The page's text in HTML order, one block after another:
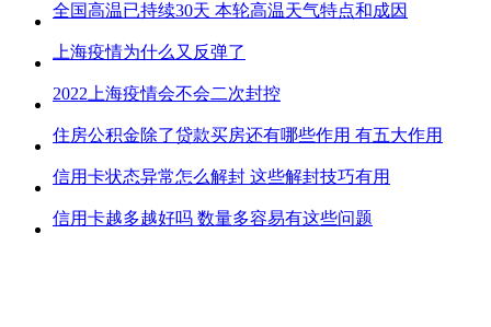
全国高温已持续30天 本轮高温天气特点和成因
上海疫情为什么又反弹了
2022上海疫情会不会二次封控
住房公积金除了贷款买房还有哪些作用 有五大作用
信用卡状态异常怎么解封 这些解封技巧有用
信用卡越多越好吗 数量多容易有这些问题